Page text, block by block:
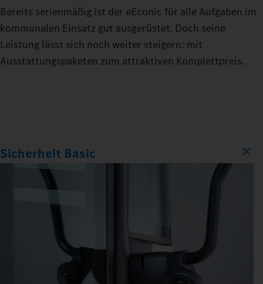
Bereits serienmäßig ist der eEconic für alle Aufgaben im
kommunalen Einsatz gut ausgerüstet. Doch seine
Leistung lässt sich noch weiter steigern: mit
Ausstattungspaketen zum attraktiven Komplettpreis.
Sicherheit Basic